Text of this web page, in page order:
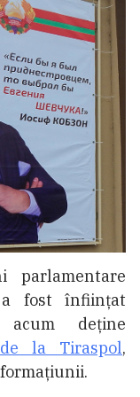
parlamentare
a fost înființat
acum deține
la Tiraspol,